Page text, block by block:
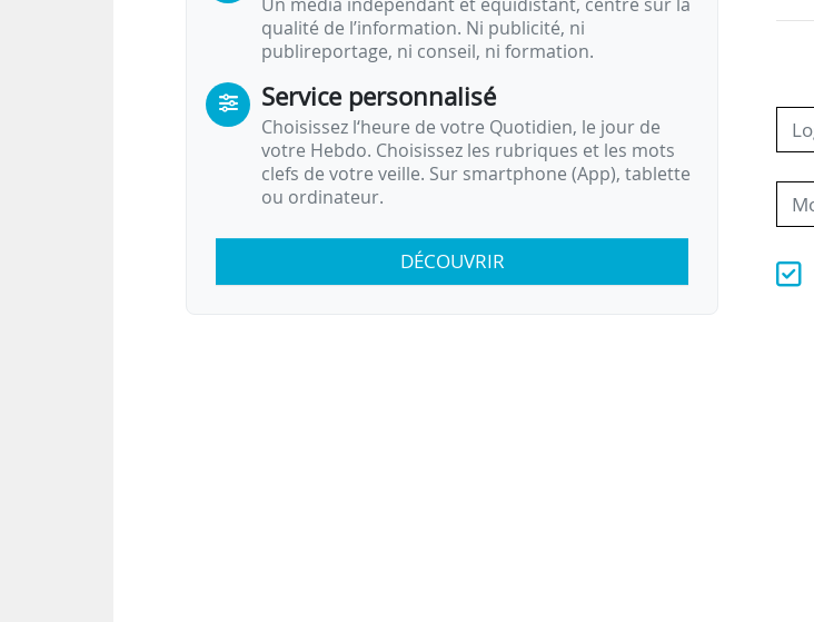
qualité de l’information. Ni publicité, ni
publireportage, ni conseil, ni formation.
Service personnalisé
Choisissez l‘heure de votre Quotidien, le jour de
votre Hebdo. Choisissez les rubriques et les mots
clefs de votre veille. Sur smartphone (App), tablette
ou ordinateur.
DÉCOUVRIR